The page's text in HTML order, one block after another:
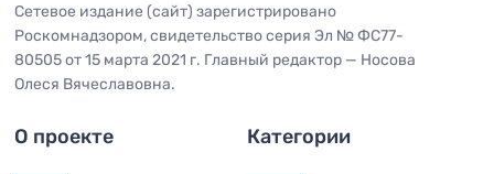
Сетевое издание (сайт) зарегистрировано
Роскомнадзором, свидетельство серия Эл № ФС77-
80505 от 15 марта 2021 г. Главный редактор — Носова
Олеся Вячеславовна.
О проекте Категории